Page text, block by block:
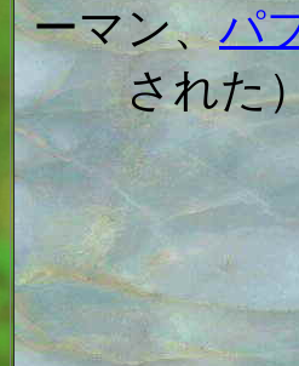
ーマン、パ
された